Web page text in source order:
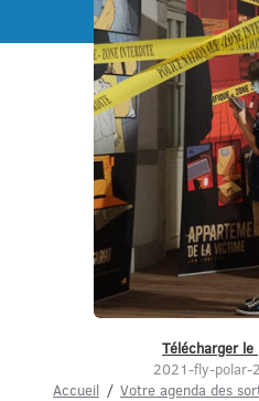
Télécharger le
2021-fly-polar-
Accueil
Votre agenda des